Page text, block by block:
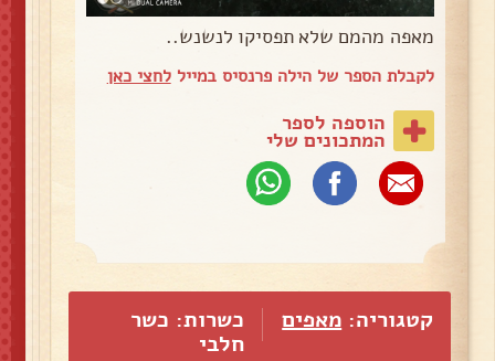
מאפה מהמם שלא תפסיקו לנשנש..
לקבלת הספר של הילה פרנסיס במייללחצי כאן
הוספה לספר
המתכונים שלי
קטגוריה: מאפים
כשרות: כשר
חלבי